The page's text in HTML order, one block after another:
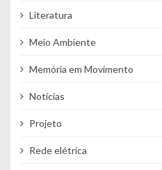
Literatura
Meio Ambiente
Memória em Movimento
Notícias
Projeto
Rede elétrica